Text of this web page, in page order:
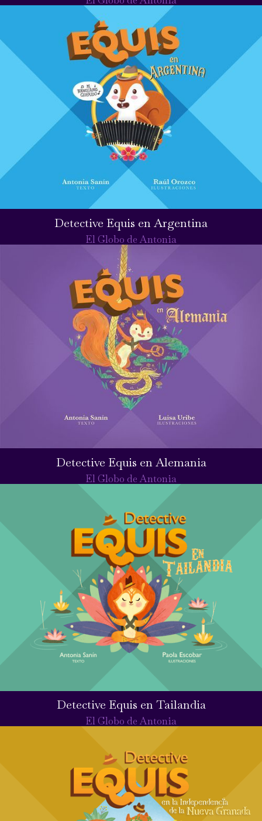
Detective Equis en Argentina
El Globo de Antonia
Detective Equis en Alemania
El Globo de Antonia
Detective Equis en Tailandia
El Globo de Antonia